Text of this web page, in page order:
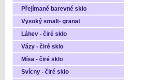
Přejímané barevné sklo
Vysoký smalt- granat
Láhev - čiré sklo
Vázy - čiré sklo
Mísa - čiré sklo
Svícny - čiré sklo